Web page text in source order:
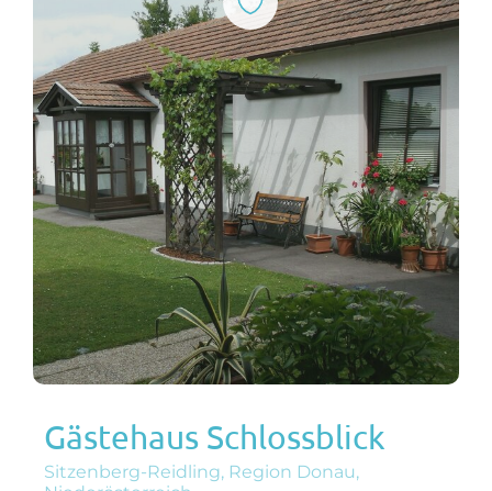
Gästehaus Schlossblick
Sitzenberg-Reidling, Region Donau,